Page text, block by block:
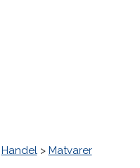
Handel> Matvarer